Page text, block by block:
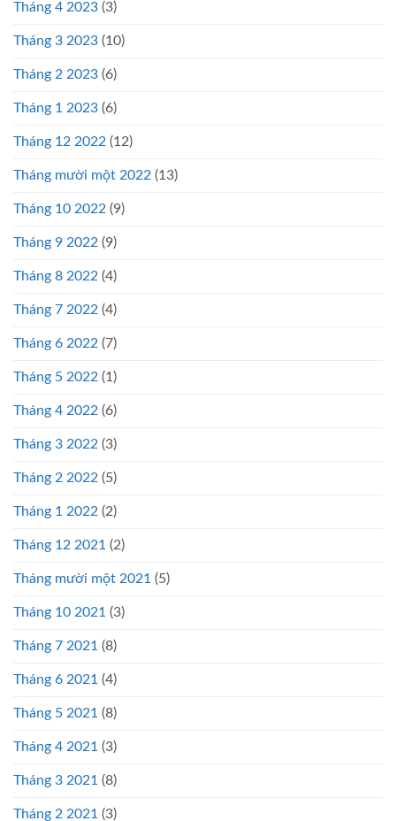
Tháng 4 2023 (3)
Tháng 3 2023 (10)
Tháng 2 2023 (6)
Tháng 1 2023 (6)
Tháng 12 2022 (12)
Tháng mười một 2022 (13)
Tháng 10 2022 (9)
Tháng 9 2022 (9)
Tháng 8 2022 (4)
Tháng 7 2022 (4)
Tháng 6 2022 (7)
Tháng 5 2022 (1)
Tháng 4 2022 (6)
Tháng 3 2022 (3)
Tháng 2 2022 (5)
Tháng 1 2022 (2)
Tháng 12 2021 (2)
Tháng mười một 2021 (5)
Tháng 10 2021 (3)
Tháng 7 2021 (8)
Tháng 6 2021 (4)
Tháng 5 2021 (8)
Tháng 4 2021 (3)
Tháng 3 2021 (8)
Tháng 2 2021 (3)